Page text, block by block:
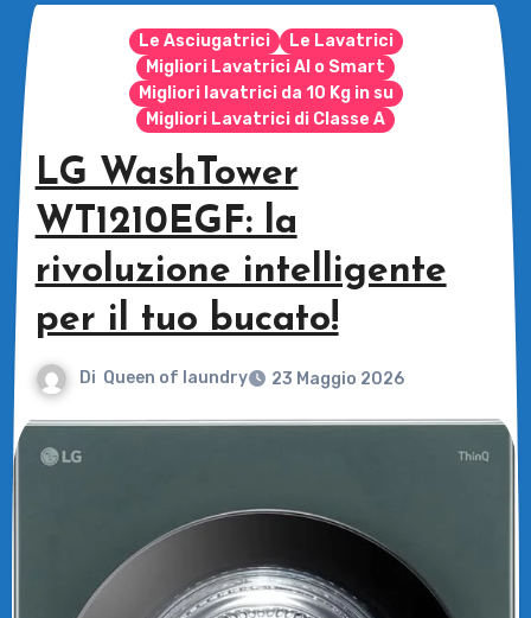
Le Asciugatrici
Le Lavatrici
Migliori Lavatrici AI o Smart
Migliori lavatrici da 10 Kg in su
Migliori Lavatrici di Classe A
LG WashTower
WT1210EGF: la
rivoluzione intelligente
per il tuo bucato!
Di Queen of laundry 23 Maggio 2026